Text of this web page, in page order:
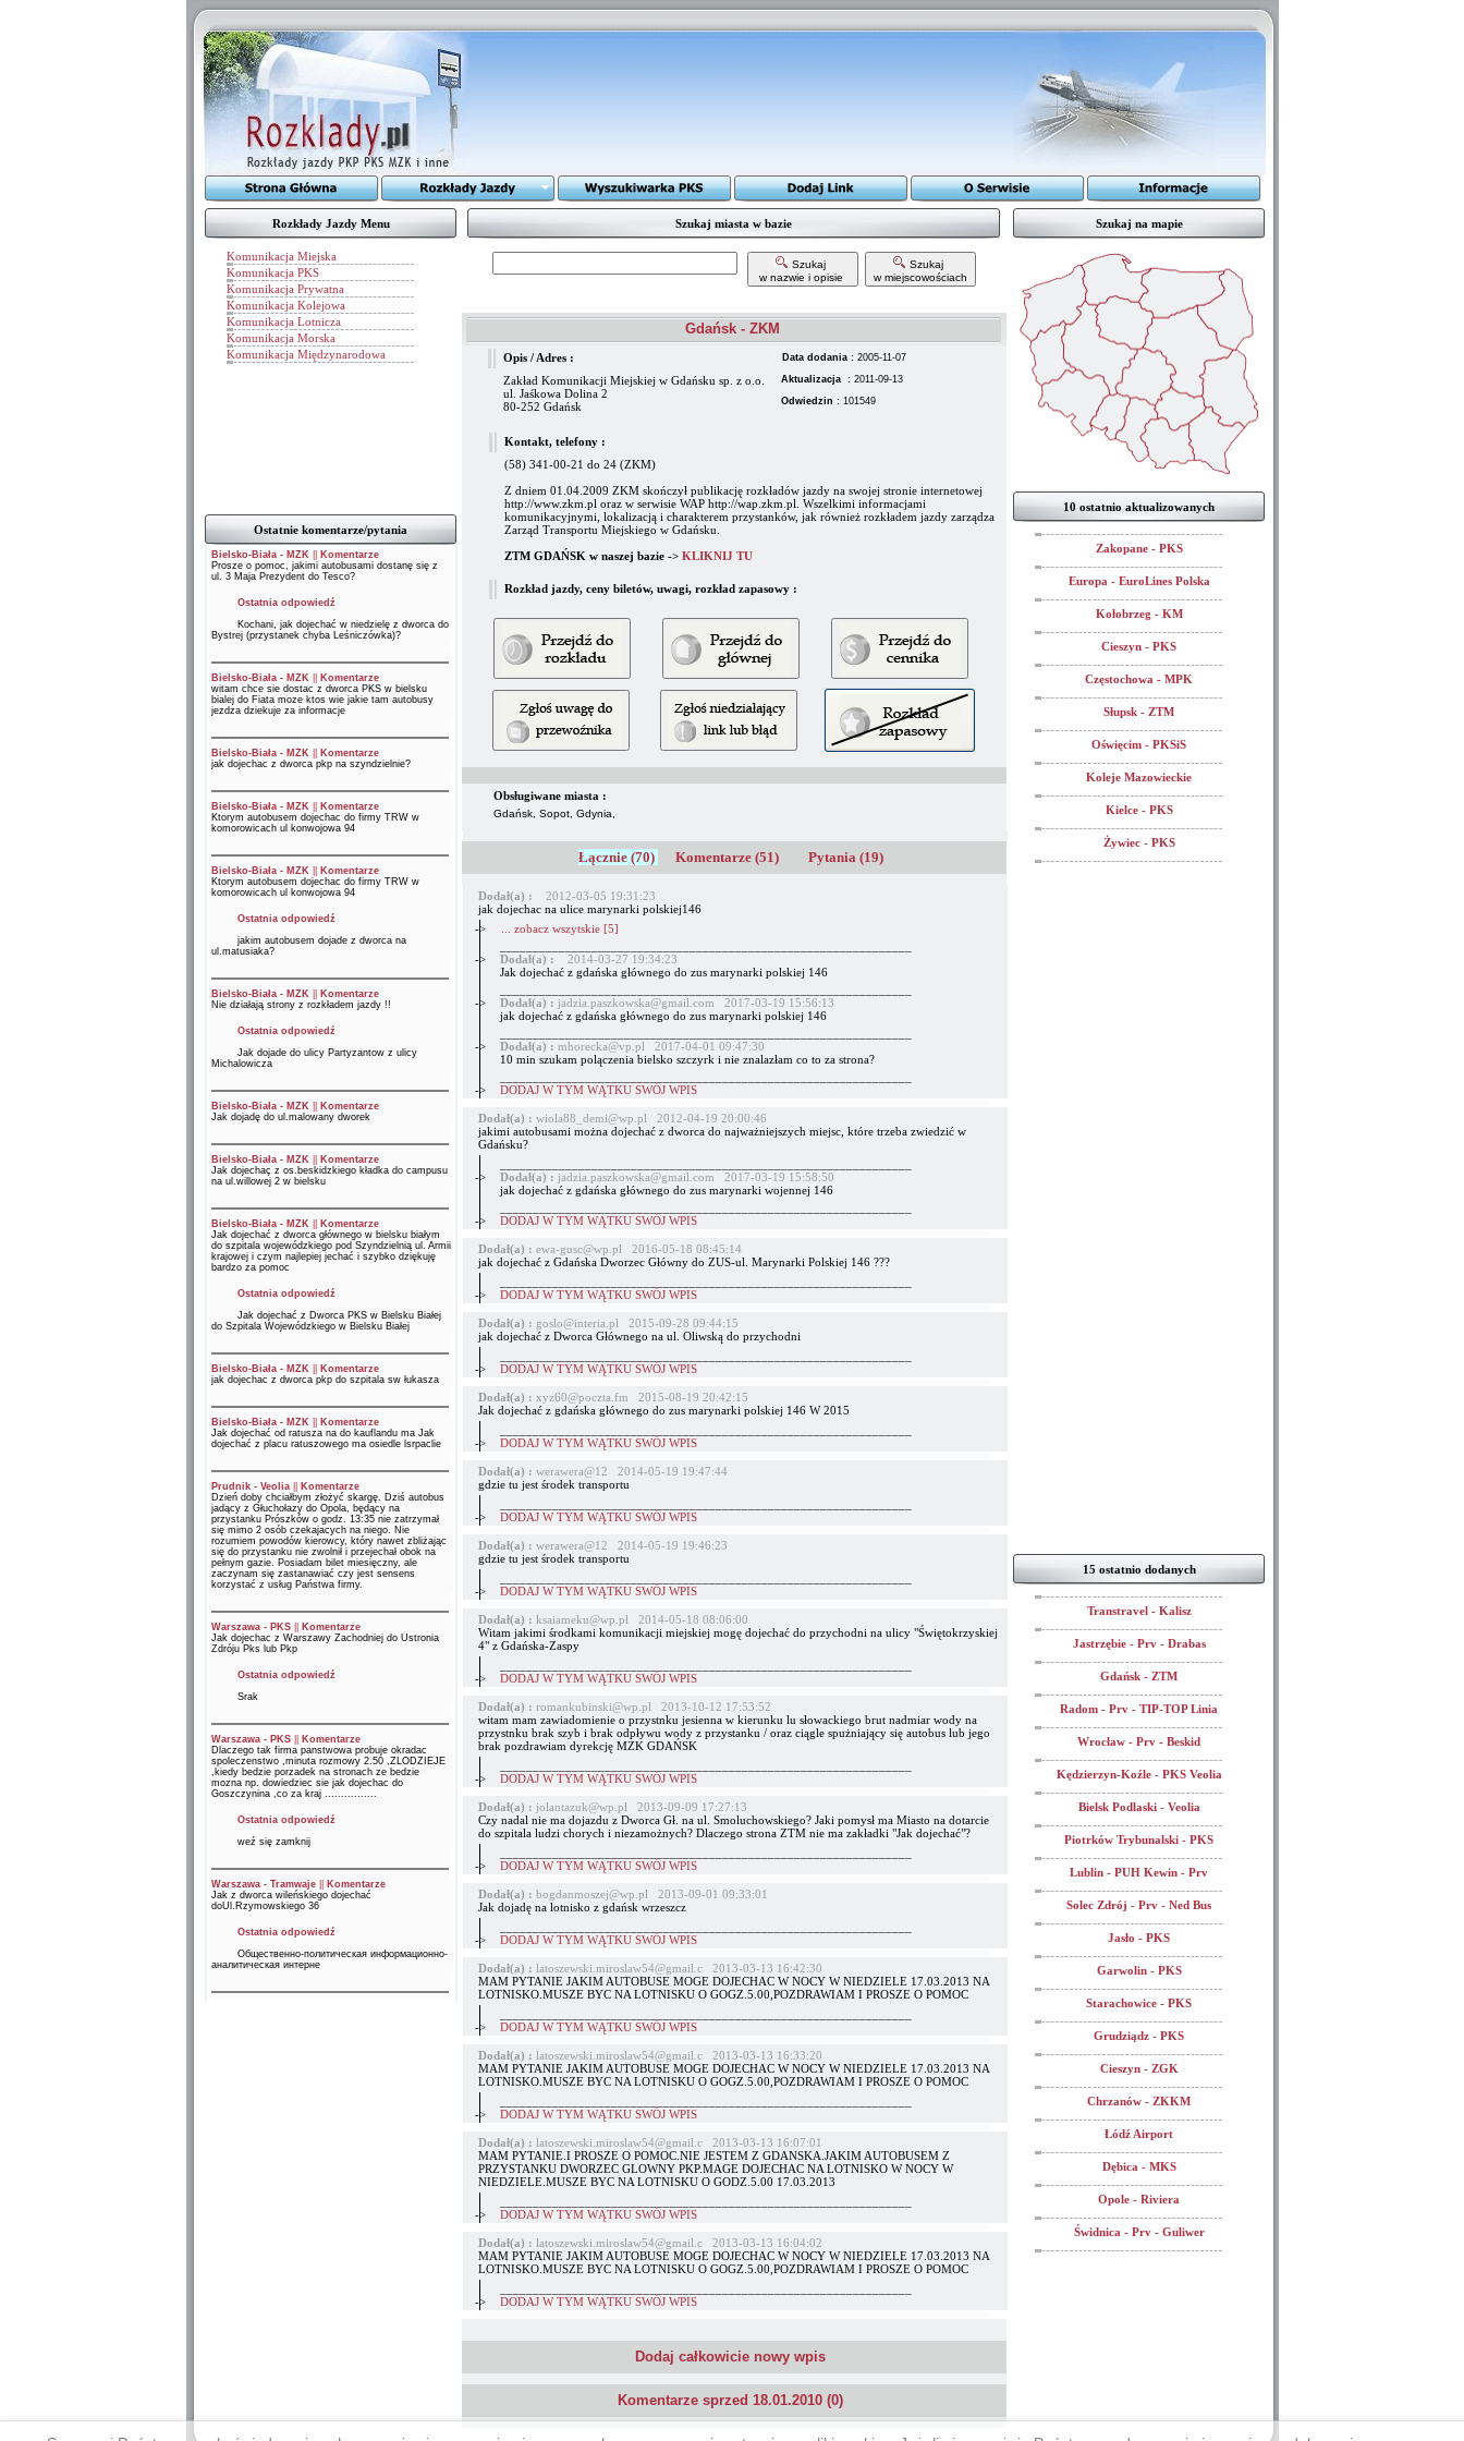
Rozkłady Jazdy Menu
Komunikacja Miejska
Komunikacja PKS
Komunikacja Prywatna
Komunikacja Kolejowa
Komunikacja Lotnicza
Komunikacja Morska
Komunikacja Międzynarodowa
Ostatnie komentarze/pytania
Bielsko-Biała - MZK||
Komentarze
Prosze o pomoc, jakimi autobusami dostanę się z
ul. 3 Maja Prezydent do Tesco?
Ostatnia odpowiedź
Kochani, jak dojechać w niedzielę z dworca do
Bystrej (przystanek chyba Leśniczówka)?
Bielsko-Biała - MZK||
Komentarze
witam chce sie dostac z dworca PKS w bielsku
bialej do Fiata moze ktos wie jakie tam autobusy
jezdza dziekuje za informacje
Bielsko-Biała - MZK||
Komentarze
jak dojechac z dworca pkp na szyndzielnie?
Bielsko-Biała - MZK||
Komentarze
Ktorym autobusem dojechac do firmy TRW w
komorowicach ul konwojowa 94
Bielsko-Biała - MZK||
Komentarze
Ktorym autobusem dojechac do firmy TRW w
komorowicach ul konwojowa 94
Ostatnia odpowiedź
jakim autobusem dojade z dworca na
ul.matusiaka?
Bielsko-Biała - MZK||
Komentarze
Nie działają strony z rozkładem jazdy !!
Ostatnia odpowiedź
Jak dojade do ulicy Partyzantow z ulicy
Michalowicza
Bielsko-Biała - MZK||
Komentarze
Jak dojadę do ul.malowany dworek
Bielsko-Biała - MZK||
Komentarze
Jak dojechaç z os.beskidzkiego kładka do campusu
na ul.willowej 2 w bielsku
Bielsko-Biała - MZK||
Komentarze
Jak dojechać z dworca głównego w bielsku białym
do szpitala wojewódzkiego pod Szyndzielnią ul. Armii
krajowej i czym najlepiej jechać i szybko dziękuję
bardzo za pomoc
Ostatnia odpowiedź
Jak dojechać z Dworca PKS w Bielsku Białej
do Szpitala Wojewódzkiego w Bielsku Białej
Bielsko-Biała - MZK||
Komentarze
jak dojechac z dworca pkp do szpitala sw łukasza
Bielsko-Biała - MZK||
Komentarze
Jak dojechać od ratusza na do kauflandu ma Jak
dojechać z placu ratuszowego ma osiedle lsrpaclie
Prudnik - Veolia||
Komentarze
Dzień doby chciałbym złożyć skargę. Dziś autobus
jadący z Głuchołazy do Opola, będący na
przystanku Prószków o godz. 13:35 nie zatrzymał
się mimo 2 osób czekajacych na niego. Nie
rozumiem powodów kierowcy, który nawet zbliżając
się do przystanku nie zwolnił i przejechał obok na
pełnym gazie. Posiadam bilet miesięczny, ale
zaczynam się zastanawiać czy jest sensens
korzystać z usług Państwa firmy.
Warszawa - PKS||
Komentarze
Jak dojechac z Warszawy Zachodniej do Ustronia
Zdróju Pks lub Pkp
Ostatnia odpowiedź
Srak
Warszawa - PKS||
Komentarze
Dlaczego tak firma panstwowa probuje okradac
spoleczenstwo ,minuta rozmowy 2.50 ,ZLODZIEJE
,kiedy bedzie porzadek na stronach ze bedzie
mozna np. dowiedziec sie jak dojechac do
Goszczynina ,co za kraj ................
Ostatnia odpowiedź
weź się zamknij
Warszawa - Tramwaje||
Komentarze
Jak z dworca wileńskiego dojechać
doUl.Rzymowskiego 36
Ostatnia odpowiedź
Общественно-политическая информационно-
аналитическая интерне
Szukaj miasta w bazie
Szukaj
w nazwie i opisie
Szukaj
w miejscowościach
Gdańsk - ZKM
Opis / Adres : Data dodania : 2005-11-07
Zakład Komunikacji Miejskiej w Gdańsku sp. z o.o.
ul. Jaśkowa Dolina 2
80-252 Gdańsk
Aktualizacja : 2011-09-13
Odwiedzin : 101549
Kontakt, telefony :
(58) 341-00-21 do 24 (ZKM)
Z dniem 01.04.2009 ZKM skończył publikację rozkładów jazdy na swojej stronie internetowej
http://www.zkm.pl oraz w serwisie WAP http://wap.zkm.pl. Wszelkimi informacjami
komunikacyjnymi, lokalizacją i charakterem przystanków, jak również rozkładem jazdy zarządza
Zarząd Transportu Miejskiego w Gdańsku.
ZTM GDAŃSK w naszej bazie -> KLIKNIJ TU
Rozkład jazdy, ceny biletów, uwagi, rozkład zapasowy :
Obsługiwane miasta :
Gdańsk, Sopot, Gdynia,
Łącznie (70) Komentarze (51) Pytania (19)
Dodał(a) :
2012-03-05 19:31:23
jak dojechac na ulice marynarki polskiej146
->
... zobacz wszytskie [5]
->
Dodał(a) :
2014-03-27 19:34:23
Jak dojechać z gdańska głównego do zus marynarki polskiej 146
->
Dodał(a) : jadzia.paszkowska@gmail.com 2017-03-19 15:56:13
jak dojechać z gdańska głównego do zus marynarki polskiej 146
->
Dodał(a) : mhorecka@vp.pl 2017-04-01 09:47:30
10 min szukam polączenia bielsko szczyrk i nie znalazłam co to za strona?
->
DODAJ W TYM WĄTKU SWÓJ WPIS
Dodał(a) : wiola88_demi@wp.pl 2012-04-19 20:00:46
jakimi autobusami można dojechać z dworca do najważniejszych miejsc, które trzeba zwiedzić w
Gdańsku?
->
Dodał(a) : jadzia.paszkowska@gmail.com 2017-03-19 15:58:50
jak dojechać z gdańska głównego do zus marynarki wojennej 146
->
DODAJ W TYM WĄTKU SWÓJ WPIS
Dodał(a) : ewa-gusc@wp.pl 2016-05-18 08:45:14
jak dojechać z Gdańska Dworzec Główny do ZUS-ul. Marynarki Polskiej 146 ???
->
DODAJ W TYM WĄTKU SWÓJ WPIS
Dodał(a) : goslo@interia.pl 2015-09-28 09:44:15
jak dojechać z Dworca Głównego na ul. Oliwską do przychodni
->
DODAJ W TYM WĄTKU SWÓJ WPIS
Dodał(a) : xyz60@poczta.fm 2015-08-19 20:42:15
Jak dojechać z gdańska głównego do zus marynarki polskiej 146 W 2015
->
DODAJ W TYM WĄTKU SWÓJ WPIS
Dodał(a) : werawera@12 2014-05-19 19:47:44
gdzie tu jest środek transportu
->
DODAJ W TYM WĄTKU SWÓJ WPIS
Dodał(a) : werawera@12 2014-05-19 19:46:23
gdzie tu jest środek transportu
->
DODAJ W TYM WĄTKU SWÓJ WPIS
Dodał(a) : ksaiameku@wp.pl 2014-05-18 08:06:00
Witam jakimi środkami komunikacji miejskiej mogę dojechać do przychodni na ulicy "Świętokrzyskiej
4" z Gdańska-Zaspy
->
DODAJ W TYM WĄTKU SWÓJ WPIS
Dodał(a) : romankubinski@wp.pl 2013-10-12 17:53:52
witam mam zawiadomienie o przystnku jesienna w kierunku lu słowackiego brut nadmiar wody na
przystnku brak szyb i brak odpływu wody z przystanku / oraz ciągle spużniający się autobus lub jego
brak pozdrawiam dyrekcję MZK GDAŃSK
->
DODAJ W TYM WĄTKU SWÓJ WPIS
Dodał(a) : jolantazuk@wp.pl 2013-09-09 17:27:13
Czy nadal nie ma dojazdu z Dworca Gł. na ul. Smoluchowskiego? Jaki pomysł ma Miasto na dotarcie
do szpitala ludzi chorych i niezamożnych? Dlaczego strona ZTM nie ma zakładki "Jak dojechać"?
->
DODAJ W TYM WĄTKU SWÓJ WPIS
Dodał(a) : bogdanmoszej@wp.pl 2013-09-01 09:33:01
Jak dojadę na lotnisko z gdańsk wrzeszcz
->
DODAJ W TYM WĄTKU SWÓJ WPIS
Dodał(a) : latoszewski.miroslaw54@gmail.c 2013-03-13 16:42:30
MAM PYTANIE JAKIM AUTOBUSE MOGE DOJECHAC W NOCY W NIEDZIELE 17.03.2013 NA
LOTNISKO.MUSZE BYC NA LOTNISKU O GOGZ.5.00,POZDRAWIAM I PROSZE O POMOC
->
DODAJ W TYM WĄTKU SWÓJ WPIS
Dodał(a) : latoszewski.miroslaw54@gmail.c 2013-03-13 16:33:20
MAM PYTANIE JAKIM AUTOBUSE MOGE DOJECHAC W NOCY W NIEDZIELE 17.03.2013 NA
LOTNISKO.MUSZE BYC NA LOTNISKU O GOGZ.5.00,POZDRAWIAM I PROSZE O POMOC
->
DODAJ W TYM WĄTKU SWÓJ WPIS
Dodał(a) : latoszewski.miroslaw54@gmail.c 2013-03-13 16:07:01
MAM PYTANIE.I PROSZE O POMOC.NIE JESTEM Z GDANSKA.JAKIM AUTOBUSEM Z
PRZYSTANKU DWORZEC GLOWNY PKP.MAGE DOJECHAC NA LOTNISKO W NOCY W
NIEDZIELE.MUSZE BYC NA LOTNISKU O GODZ.5.00 17.03.2013
->
DODAJ W TYM WĄTKU SWÓJ WPIS
Dodał(a) : latoszewski.miroslaw54@gmail.c 2013-03-13 16:04:02
MAM PYTANIE JAKIM AUTOBUSE MOGE DOJECHAC W NOCY W NIEDZIELE 17.03.2013 NA
LOTNISKO.MUSZE BYC NA LOTNISKU O GOGZ.5.00,POZDRAWIAM I PROSZE O POMOC
->
DODAJ W TYM WĄTKU SWÓJ WPIS
Dodaj całkowicie nowy wpis
Komentarze sprzed 18.01.2010 (0)
Szukaj na mapie
10 ostatnio aktualizowanych
Zakopane - PKS
Europa - EuroLines Polska
Kołobrzeg - KM
Cieszyn - PKS
Częstochowa - MPK
Słupsk - ZTM
Oświęcim - PKSiS
Koleje Mazowieckie
Kielce - PKS
Żywiec - PKS
15 ostatnio dodanych
Transtravel - Kalisz
Jastrzębie - Prv - Drabas
Gdańsk - ZTM
Radom - Prv - TIP-TOP Linia
Wrocław - Prv - Beskid
Kędzierzyn-Koźle - PKS Veolia
Bielsk Podlaski - Veolia
Piotrków Trybunalski - PKS
Lublin - PUH Kewin - Prv
Solec Zdrój - Prv - Ned Bus
Jasło - PKS
Garwolin - PKS
Starachowice - PKS
Grudziądz - PKS
Cieszyn - ZGK
Chrzanów - ZKKM
Łódź Airport
Dębica - MKS
Opole - Riviera
Świdnica - Prv - Guliwer